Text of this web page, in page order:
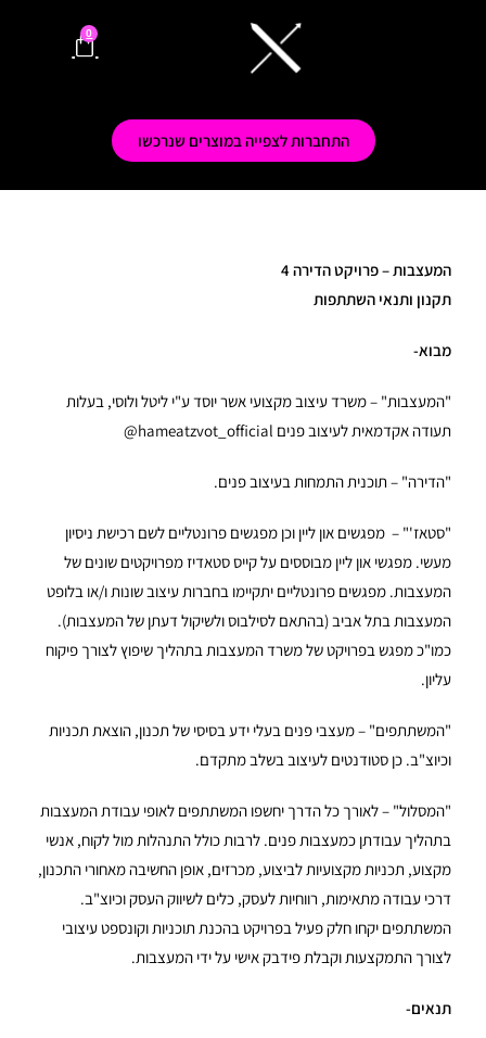
0
התחברות לצפייה במוצרים שנרכשו
המעצבות – פרויקט הדירה 4
תקנון ותנאי השתתפות
מבוא-
"המעצבות" – משרד עיצוב מקצועי אשר יוסד ע"י ליטל ולוסי, בעלות
תעודה אקדמאית לעיצוב פנים hameatzvot_official@
"הדירה" – תוכניתהתמחות בעיצוב פנים.
"סטאז'" – מפגשים און ליין וכן מפגשים פרונטליים לשם רכישת ניסיון
מעשי. מפגשי און ליין מבוססים על קייס סטאדיז מפרויקטים שונים של
המעצבות. מפגשים פרונטליים יתקיימו בחברות עיצוב שונות ו/או בלופט
המעצבות בתל אביב (בהתאם לסילבוס ולשיקול דעתן של המעצבות).
כמו"כ מפגש בפרויקט של משרד המעצבות בתהליך שיפוץ לצורך פיקוח
עליון.
"המשתתפים" – מעצבי פנים בעלי ידע בסיסי של תכנון, הוצאת תכניות
וכיוצ"ב. כן סטודנטים לעיצוב בשלב מתקדם.
"המסלול" – לאורך כל הדרך יחשפו המשתתפים לאופי עבודת המעצבות
בתהליך עבודתן כמעצבות פנים. לרבות כולל התנהלות מול לקוח, אנשי
מקצוע, תכניות מקצועיות לביצוע, מכרזים, אופן החשיבה מאחורי התכנון,
דרכי עבודה מתאימות, רווחיות לעסק, כלים לשיווק העסק וכיוצ"ב.
המשתתפים יקחו חלק פעיל בפרויקט בהכנת תוכניות וקונספט עיצובי
לצורך התמקצעות וקבלת פידבק אישי על ידי המעצבות.
תנאים-